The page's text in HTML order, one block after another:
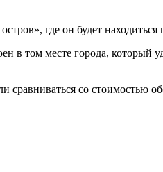
где он будет находиться
в том месте города, который
сравниваться со стоимостью